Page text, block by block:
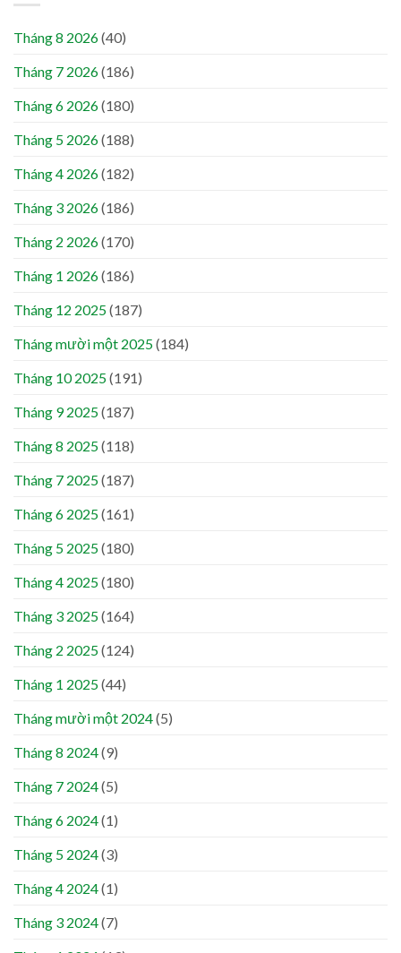
Tháng 8 2026(40)
Tháng 7 2026(186)
Tháng 6 2026(180)
Tháng 5 2026(188)
Tháng 4 2026(182)
Tháng 3 2026(186)
Tháng 2 2026(170)
Tháng 1 2026(186)
Tháng 12 2025(187)
Tháng mười một 2025(184)
Tháng 10 2025(191)
Tháng 9 2025(187)
Tháng 8 2025(118)
Tháng 7 2025(187)
Tháng 6 2025(161)
Tháng 5 2025(180)
Tháng 4 2025(180)
Tháng 3 2025(164)
Tháng 2 2025(124)
Tháng 1 2025(44)
Tháng mười một 2024(5)
Tháng 8 2024(9)
Tháng 7 2024(5)
Tháng 6 2024(1)
Tháng 5 2024(3)
Tháng 4 2024(1)
Tháng 3 2024(7)